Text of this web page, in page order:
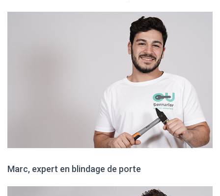
Marc, expert en blindage de porte